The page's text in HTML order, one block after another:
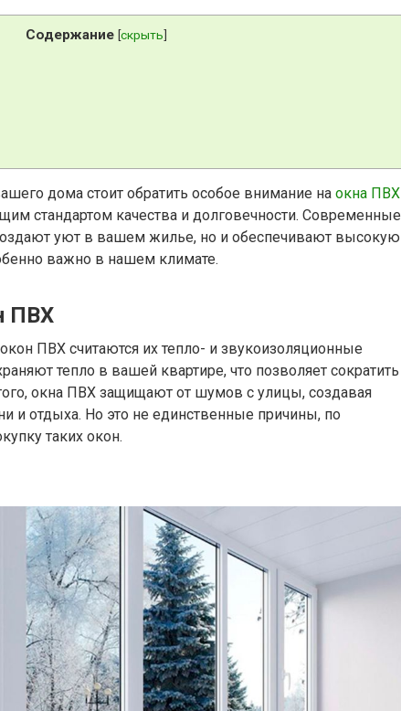
Содержание [скрыть]
дома стоит обратить особое внимание на окна ПВХ
стандартом качества и долговечности. Современные
уют в вашем жилье, но и обеспечивают высокую
важно в нашем климате.
ПВХ
ПВХ считаются их тепло- и звукоизоляционные
тепло в вашей квартире, что позволяет сократить
окна ПВХ защищают от шумов с улицы, создавая
и отдыха. Но это не единственные причины, по
таких окон.